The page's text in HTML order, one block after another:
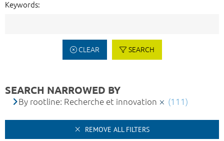
Keywords:
CLEAR SEARCH
SEARCH NARROWED BY
By rootline: Recherche et innovation (111)
REMOVE ALL FILTERS